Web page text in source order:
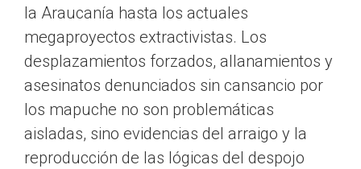
la Araucanía hasta los actuales
megaproyectos extractivistas. Los
desplazamientos forzados, allanamientos y
asesinatos denunciados sin cansancio por
los mapuche no son problemáticas
aisladas, sino evidencias del arraigo y la
reproducción de las lógicas del despojo